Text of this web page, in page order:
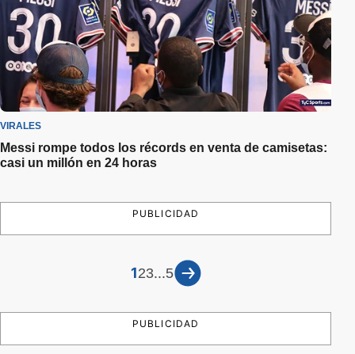
VIRALES
Messi rompe todos los récords en venta de camisetas:
casi un millón en 24 horas
PUBLICIDAD
123...5
PUBLICIDAD